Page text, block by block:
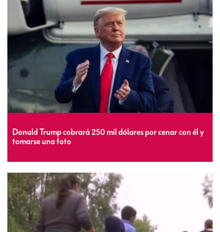
Donald Trump cobrará 250 mil dólares por cenar con él y
tomarse una foto